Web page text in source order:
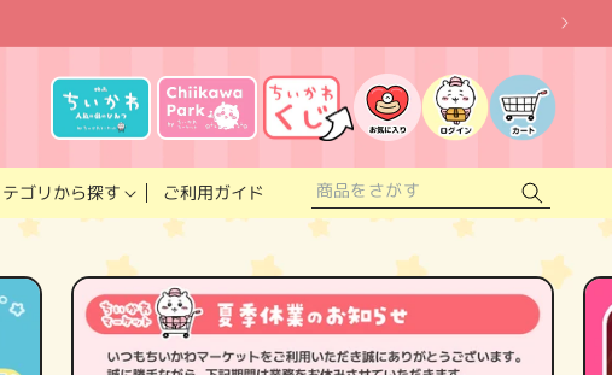
ゴリから探す ご利用ガイド
入
り
ス
ト
グ
イ
カ
ー
ト